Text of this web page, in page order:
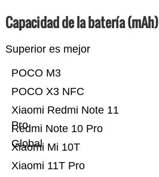
Capacidad de la batería (mAh)
Superior es mejor
Xiaomi 11T Pro
Xiaomi Mi 10T
Redmi Note 10 Pro
Global
Xiaomi Redmi Note 11
Pro
POCO X3 NFC
POCO M3